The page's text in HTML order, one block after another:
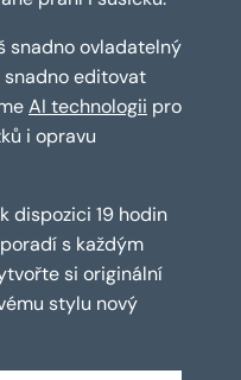
snadno ovladatelný
snadno editovat
AI technologii pro
i opravu
dispozici 19 hodin
s každým
si originální
stylu nový